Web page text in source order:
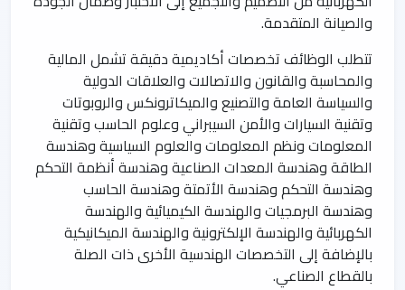
والصيانة المتقدمة.
تتطلب الوظائف تخصصات أكاديمية دقيقة تشمل المالية
والمحاسبة والقانون والاتصالات والعلاقات الدولية
والسياسة العامة والتصنيع والميكاترونكس والروبوتات
وتقنية السيارات والأمن السيبراني وعلوم الحاسب وتقنية
المعلومات ونظم المعلومات والعلوم السياسية وهندسة
الطاقة وهندسة المعدات الصناعية وهندسة أنظمة التحكم
وهندسة التحكم وهندسة الأتمتة وهندسة الحاسب
وهندسة البرمجيات والهندسة الكيميائية والهندسة
الكهربائية والهندسة الإلكترونية والهندسة الميكانيكية
بالإضافة إلى التخصصات الهندسية الأخرى ذات الصلة
بالقطاع الصناعي.